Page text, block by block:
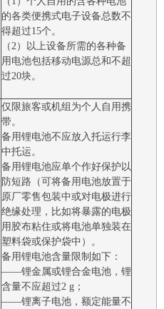
的各类便携式电子设备总数不
得超过15个。
（2）以上设备所需的各种备
用电池包括移动电源总和不超
过20块。
仅限旅客或机组为个人自用携
带。
备用锂电池不应放入托运行李
中托运。
备用锂电池应单个作好保护以
防短路（可将备用电池放置于
原厂零售包装中或对电极进行
绝缘处理，比如将暴露的电极
用胶布粘住或将电池单独装在
塑料袋或保护袋中）。
备用锂电池含量限制如下：
――锂金属或锂合金电池，锂
含量不应超过2 g；
――锂离子电池，额定能量不